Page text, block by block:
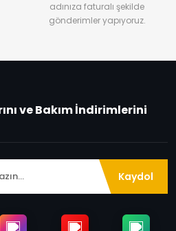
adınıza faturalı şekilde
gönderimler yapıyoruz.
ve Bakım İndirimlerini
Kaydol